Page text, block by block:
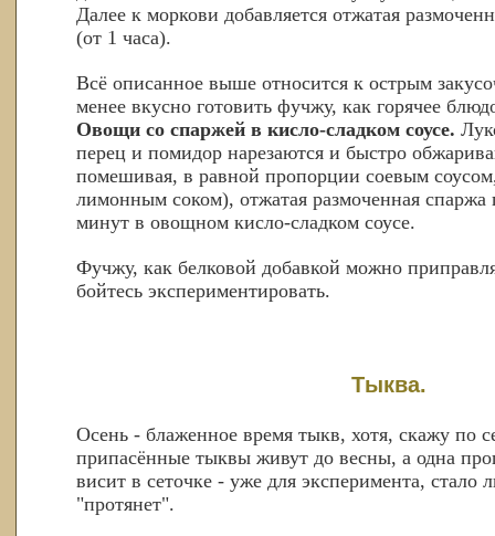
Далее к моркови добавляется отжатая
(от 1 часа).
Всё описанное выше относится к острым
менее вкусно готовить фучжу, как горячее
Овощи со спаржей в кисло-сладком соусе.
перец и помидор нарезаются и быстро
помешивая, в равной пропорции соевым
лимонным соком), отжатая размоченная спаржа
минут в овощном кисло-сладком соусе.
Фучжу, как белковой добавкой можно
бойтесь экспериментировать.
Тыква.
Осень - блаженное время тыкв, хотя, скажу по
припасённые тыквы живут до весны, а одна
висит в сеточке - уже для эксперимента, стало
"протянет".